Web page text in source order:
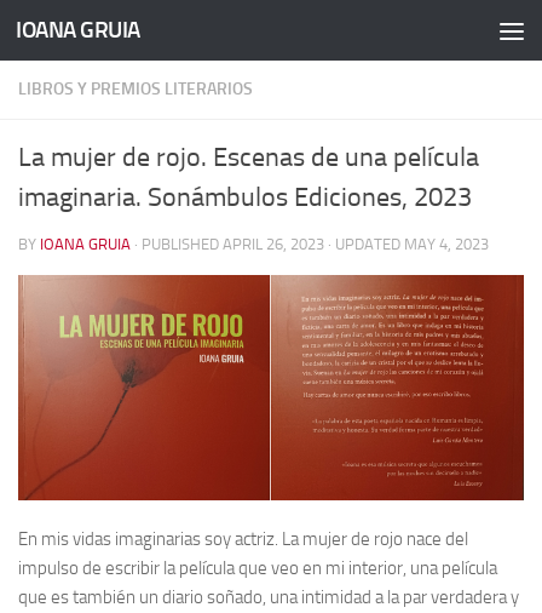
Skip to content
IOANA GRUIA
LIBROS Y PREMIOS LITERARIOS
La mujer de rojo. Escenas de una película
imaginaria. Sonámbulos Ediciones, 2023
BY IOANA GRUIA · PUBLISHED APRIL 26, 2023 · UPDATED MAY 4, 2023
En mis vidas imaginarias soy actriz. La mujer de rojo nace del
impulso de escribir la película que veo en mi interior, una película
que es también un diario soñado, una intimidad a la par verdadera y